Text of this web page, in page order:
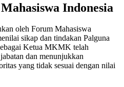
Indonesia
oleh Forum Mahasiswa
sikap dan tindakan Palguna
Ketua MKMK telah
dan menunjukkan
yang tidak sesuai dengan nilai